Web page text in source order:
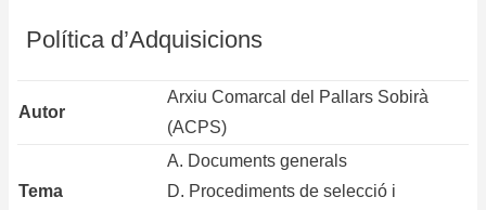
Política d’Adquisicions
Autor
Arxiu Comarcal del Pallars Sobirà
(ACPS)
Tema
A. Documents generals
D. Procediments de selecció i